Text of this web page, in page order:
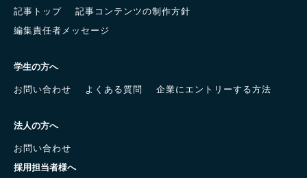
記事トップ
記事コンテンツの制作方針
編集責任者メッセージ
学生の方へ
お問い合わせ
よくある質問 企業にエントリーする方法
法人の方へ
お問い合わせ
採用担当者様へ